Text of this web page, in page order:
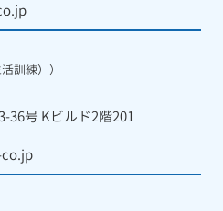
訓練））
36号 Kビルド2階201